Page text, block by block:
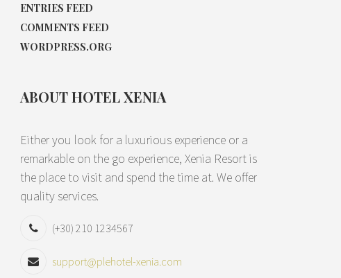
ENTRIES FEED
COMMENTS FEED
WORDPRESS.ORG
ABOUT HOTEL XENIA
Either you look for a luxurious experience or a
remarkable on the go experience, Xenia Resort is
the place to visit and spend the time at. We offer
quality services.
(+30) 210 1234567
support@plehotel-xenia.com